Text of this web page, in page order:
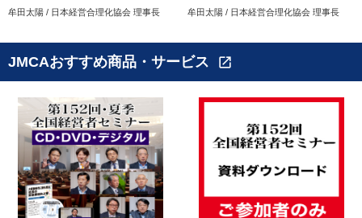
牟田太陽 / 日本経営合理化協会 理事長 牟田太陽 / 日本経営合理化協会 理事長
JMCAおすすめ商品・サービス open_in_new